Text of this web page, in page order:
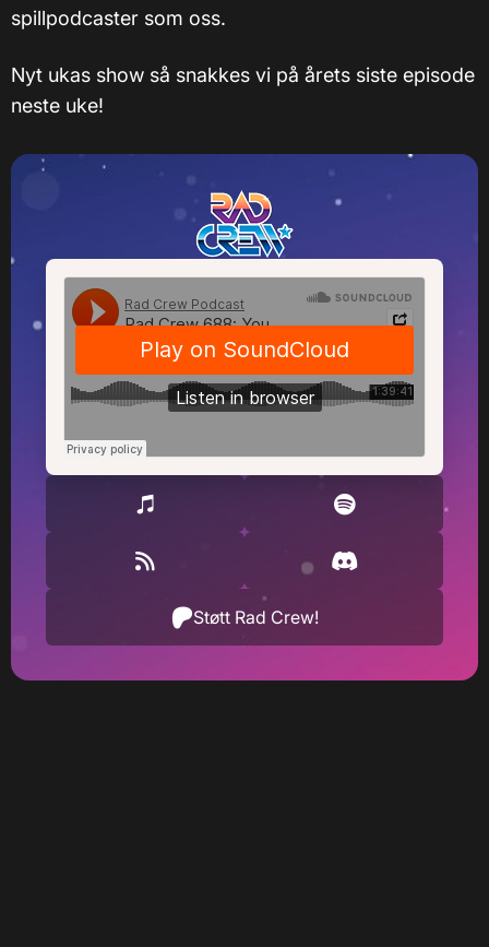
spillpodcaster som oss.
Nyt ukas show så snakkes vi på årets siste episode
neste uke!
Støtt Rad Crew!